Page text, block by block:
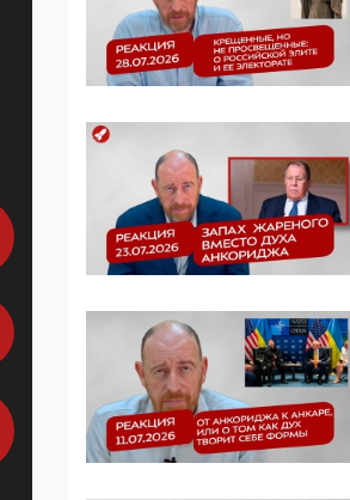
05:00, 13 Июня 2026
Разбор учебника
редакцией Медведева:
суверенитет,
традиционные
ценности и немного
двоемыслия
Прокуратура наконец
увидела
экстремистскую
деятельность ИИТО
ЮНЕСКО в России, но
цифроглобалисты
продолжают